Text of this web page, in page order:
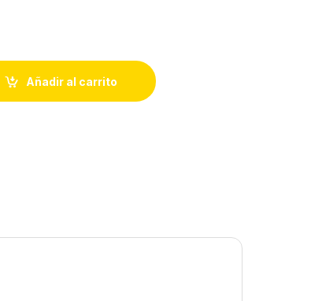
Pies) / Cable de Cobre / 4 x 18 AWG / Riser / Color
Añadir al carrito